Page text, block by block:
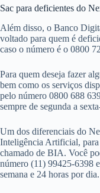
Sac para deficientes do
Além disso, o Banco
voltado para quem é
caso o número é o 0800
Para quem deseja fazer
bem como os serviços
pelo número 0800 688
sempre de segunda a
Um dos diferenciais do
Inteligência Artificial, para
chamado de BIA. Você
número (11) 99425-6398
semana e 24 horas por dia.